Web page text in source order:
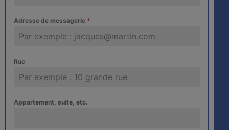
Adresse de messagerie *
Rue
Appartement, suite, etc.